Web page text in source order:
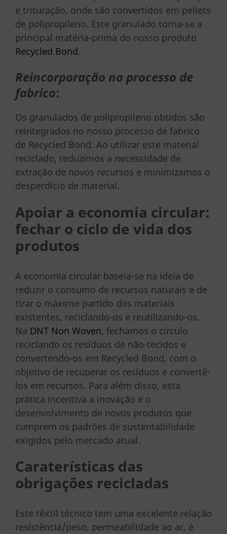
e trituração, onde são convertidos em pellets
de polipropileno. Este granulado torna-se a
principal matéria-prima do nosso produto
Recycled Bond.
Reincorporação no processo de
fabrico:
Os granulados de polipropileno obtidos são
reintegrados no nosso processo de fabrico
de Recycled Bond. Ao utilizar este material
reciclado, reduzimos a necessidade de
extração de novos recursos e minimizamos o
desperdício de material.
Apoiar a economia circular:
fechar o ciclo de vida dos
produtos
A economia circular baseia-se na ideia de
reduzir o consumo de recursos naturais e de
tirar o máximo partido dos materiais
existentes, reciclando-os e reutilizando-os.
Na DNT Non Woven, fechamos o círculo
reciclando os resíduos de não-tecidos e
convertendo-os em Recycled Bond, com o
objetivo de recuperar os resíduos e convertê-
los em recursos. Para além disso, esta
prática incentiva a inovação e o
desenvolvimento de novos produtos que
cumprem os padrões de sustentabilidade
exigidos pelo mercado atual.
Caraterísticas das
obrigações recicladas
Este têxtil técnico tem uma excelente relação
resistência/peso, permeabilidade ao ar, é